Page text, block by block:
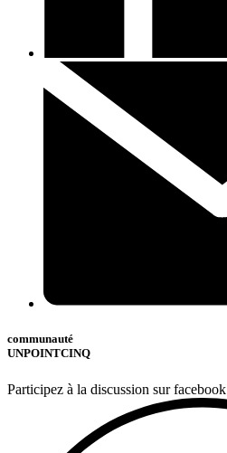
communauté
UNPOINTCINQ
Participez à la discussion sur facebook